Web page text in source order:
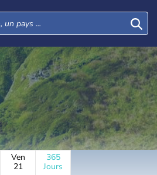
Ven
21
365
Jours